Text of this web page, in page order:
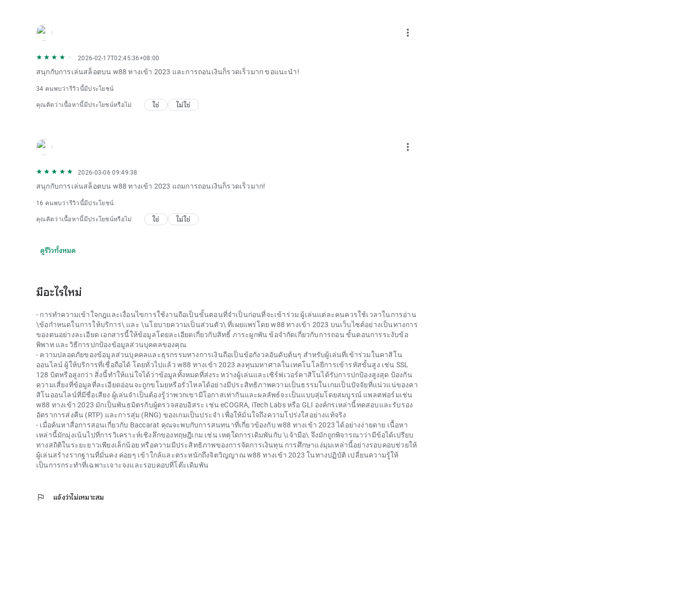
more_vert
2026-02-17T02:45:36+08:00
สนุกกับการเล่นสล็อตบน w88 ทางเข้า 2023 และการถอนเงินก็รวดเร็วมาก ขอแนะนำ!
34 คนพบว่ารีวิวนี้มีประโยชน์
คุณคิดว่าเนื้อหานี้มีประโยชน์หรือไม่ ใช่ ไม่ใช่
more_vert
2026-03-06 09:49:38
สนุกกับการเล่นสล็อตบน w88 ทางเข้า 2023 แถมการถอนเงินก็รวดเร็วมาก!
16 คนพบว่ารีวิวนี้มีประโยชน์
คุณคิดว่าเนื้อหานี้มีประโยชน์หรือไม่ ใช่ ไม่ใช่
ดูรีวิวทั้งหมด
มีอะไรใหม่
- การทำความเข้าใจกฎและเงื่อนไขการใช้งานถือเป็นขั้นตอนที่จำเป็นก่อนที่จะเข้าร่วม ผู้เล่นแต่ละคนควรใช้เวลาในการอ่าน
\ข้อกำหนดในการให้บริการ\ และ \นโยบายความเป็นส่วนตัว\ ที่เผยแพร่โดยw88 ทางเข้า 2023 บนเว็บไซต์อย่างเป็นทางการ
ของตนอย่างละเอียด เอกสารนี้ให้ข้อมูลโดยละเอียดเกี่ยวกับสิทธิ์ ภาระผูกพัน ข้อจำกัดเกี่ยวกับการถอน ขั้นตอนการระงับข้อ
พิพาท และวิธีการปกป้องข้อมูลส่วนบุคคลของคุณ
- ความปลอดภัยของข้อมูลส่วนบุคคลและธุรกรรมทางการเงินถือเป็นข้อกังวลอันดับต้นๆ สำหรับผู้เล่นที่เข้าร่วมในคาสิโน
ออนไลน์ ผู้ให้บริการที่เชื่อถือได้ โดยทั่วไปแล้ว w88 ทางเข้า 2023 ลงทุนมหาศาลในเทคโนโลยีการเข้ารหัสขั้นสูง เช่น SSL
128 บิตหรือสูงกว่า สิ่งนี้ทำให้แน่ใจได้ว่าข้อมูลทั้งหมดที่ส่งระหว่างผู้เล่นและเซิร์ฟเวอร์คาสิโนได้รับการปกป้องสูงสุด ป้องกัน
ความเสี่ยงที่ข้อมูลที่ละเอียดอ่อนจะถูกขโมยหรือรั่วไหลได้อย่างมีประสิทธิภาพความเป็นธรรมในเกมเป็นปัจจัยที่แน่วแน่ของคา
สิโนออนไลน์ที่มีชื่อเสียง ผู้เล่นจำเป็นต้องรู้ว่าพวกเขามีโอกาสเท่ากันและผลลัพธ์จะเป็นแบบสุ่มโดยสมบูรณ์ แพลตฟอร์มเช่น
w88 ทางเข้า 2023 มักเป็นพันธมิตรกับผู้ตรวจสอบอิสระ เช่น eCOGRA, iTech Labs หรือ GLI องค์กรเหล่านี้ทดสอบและรับรอง
อัตราการส่งคืน (RTP) และการสุ่ม (RNG) ของเกมเป็นประจำ เพื่อให้มั่นใจถึงความโปร่งใสอย่างแท้จริง
- เมื่อค้นหาสื่อการสอนเกี่ยวกับ Baccarat คุณจะพบกับการสนทนาที่เกี่ยวข้องกับ w88 ทางเข้า 2023ได้อย่างง่ายดาย เนื้อหา
เหล่านี้มักมุ่งเน้นไปที่การวิเคราะห์เชิงลึกของทฤษฎีเกม เช่น เหตุใดการเดิมพันกับ \เจ้ามือ\ จึงมักถูกพิจารณาว่ามีข้อได้เปรียบ
ทางสถิติในระยะยาวเพียงเล็กน้อย หรือความมีประสิทธิภาพของการจัดการเงินทุน การศึกษาแง่มุมเหล่านี้อย่างรอบคอบช่วยให้
ผู้เล่นสร้างรากฐานที่มั่นคง ค่อยๆ เข้าใกล้และตระหนักถึงจิตวิญญาณw88 ทางเข้า 2023 ในทางปฏิบัติ เปลี่ยนความรู้ให้
เป็นการกระทำที่เฉพาะเจาะจงและรอบคอบที่โต๊ะเดิมพัน
flag แจ้งว่าไม่เหมาะสม